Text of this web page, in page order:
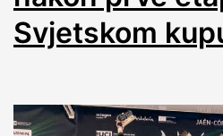
Svjetskom